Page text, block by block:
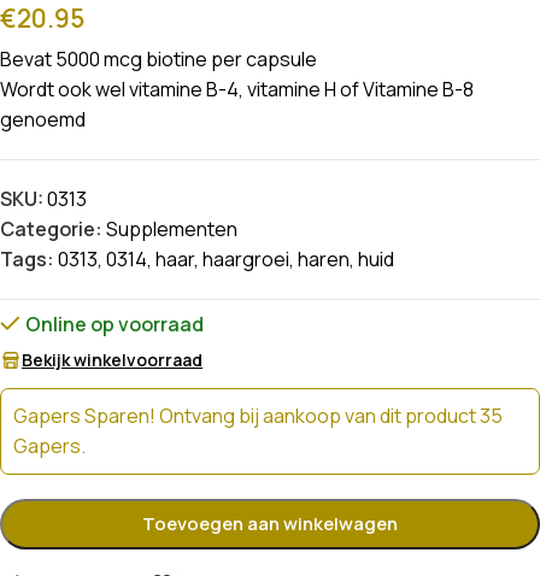
€20.95
Bevat 5000 mcg biotine per capsule
Wordt ook wel vitamine B-4, vitamine H of Vitamine B-8
genoemd
SKU:0313
Categorie: Supplementen
Tags: 0313, 0314, haar, haargroei, haren, huid
Online op voorraad
Bekijk winkelvoorraad
Gapers Sparen! Ontvang bij aankoop van dit product 35
Gapers.
Toevoegen aan winkelwagen